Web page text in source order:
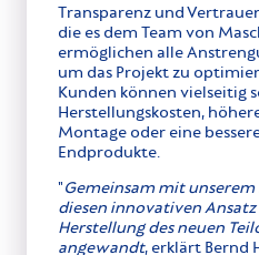
Transparenz und
die es dem Team von
ermöglichen alle
um das Projekt zu
Kunden können vielseitig
Herstellungskosten,
Montage oder eine
Endprodukte.
"Gemeinsam mit
diesen innovativen
Herstellung des neuen
angewandt, erklärt Bernd